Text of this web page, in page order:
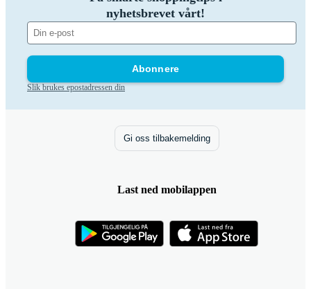
nyhetsbrevet vårt!
Abonnere
Slik brukes epostadressen din
Gi oss tilbakemelding
Last ned mobilappen